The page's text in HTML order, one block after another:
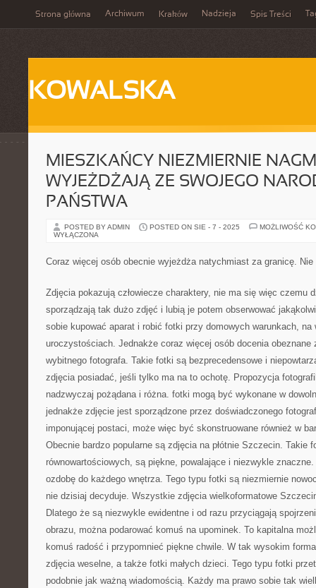
Strona główna Archiwum Kraków Nadzieja Spis Treści
KOWALSKA
MIESZKAŃCY NIEZMIERNIE
WYJEŻDŻAJĄ ZE SWOJEGO
PAŃSTWA
POSTED BY ADMIN POSTED ON SIE - 7 - 2025
MOŻLIWOŚĆ
WYŁĄCZONA
Coraz więcej osób obecnie wyjeżdża natychmiast za granicę.
Zdjęcia pokazują człowiecze charaktery, nie ma się więc czemu
sporządzają tak dużo zdjęć i lubią je potem obserwować
sobie kupować aparat i robić fotki przy domowych warunkach,
uroczystościach. Jednakże coraz więcej osób docenia obeznane
wybitnego fotografa. Takie fotki są bezprecedensowe i
zdjęcia posiadać, jeśli tylko ma na to ochotę. Propozycja
nadzwyczaj pożądana i różna. fotki mogą być wykonane w
jednakże zdjęcie jest sporządzone przez doświadczonego
imponującej postaci, może więc być skonstruowane również w
Obecnie bardzo popularne są zdjęcia na płótnie Szczecin. Takie
równowartościowych, są piękne, powalające i niezwykle znaczne.
ozdobę do każdego wnętrza. Tego typu fotki są niezmiernie
nie dzisiaj decyduje. Wszystkie zdjęcia wielkoformatowe
Dlatego że są niezwykle ewidentne i od razu przyciągają
obrazu, można podarować komuś na upominek. To kapitalna
komuś radość i przypomnieć piękne chwile. W tak wysokim
zdjęcia weselne, a także fotki małych dzieci. Tego typu fotki
podobnie jak ważną wiadomością. Każdy ma prawo sobie tak